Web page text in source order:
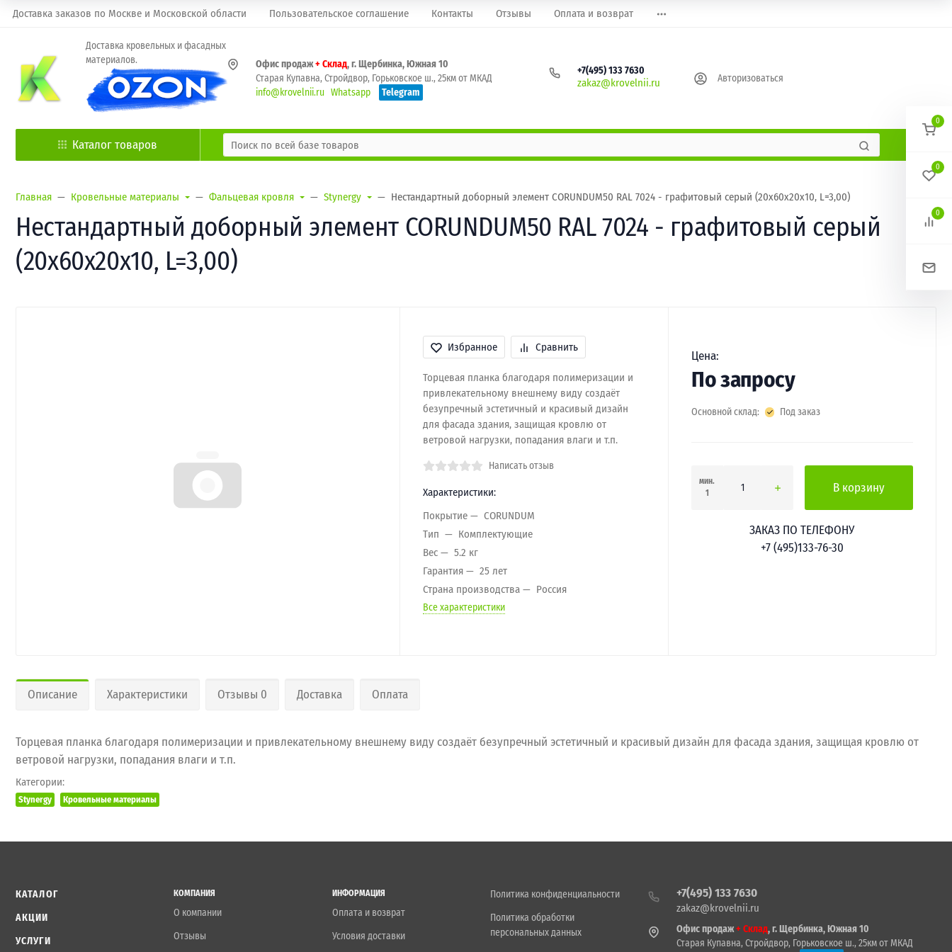
Доставка заказов по Москве и Московской области Пользовательское соглашение Контакты Отзывы Оплата и возврат
Доставка кровельных и фасадных
материалов.
Офис продаж+ Склад, г. Щербинка, Южная 10
Старая Купавна, Стройдвор, Горьковское ш., 25км от МКАД
info@krovelnii.ru Whatsapp Telegram
+7(495) 133 7630
zakaz@krovelnii.ru Авторизоваться
Каталог товаров
Главная Кровельные материалы Фальцевая кровля Stynergy Нестандартный доборный элемент CORUNDUM50 RAL 7024 - графитовый серый (20х60х20х10, L=3,00)
Нестандартный доборный элемент CORUNDUM50 RAL 7024 - графитовый серый
(20х60х20х10, L=3,00)
Избранное Сравнить
Торцевая планка благодаря полимеризации и
привлекательному внешнему виду создаёт
безупречный эстетичный и красивый дизайн
для фасада здания, защищая кровлю от
ветровой нагрузки, попадания влаги и т.п.
Написать отзыв
Характеристики:
Покрытие
CORUNDUM
Тип
Комплектующие
Вес
5.2 кг
Гарантия
25 лет
Страна производства
Россия
Все характеристики
Цена:
По запросу
Основной склад: Под заказ
мин.
1
В корзину
ЗАКАЗ ПО ТЕЛЕФОНУ
+7 (495)133-76-30
Описание Характеристики Отзывы 0 Доставка Оплата
Торцевая планка благодаря полимеризации и привлекательному внешнему виду создаёт безупречный эстетичный и красивый дизайн для фасада здания, защищая кровлю от
ветровой нагрузки, попадания влаги и т.п.
Категории:
Stynergy Кровельные материалы
КАТАЛОГ
АКЦИИ
УСЛУГИ
КОМПАНИЯ
О компании
Отзывы
ИНФОРМАЦИЯ
Оплата и возврат
Условия доставки
Политика конфиденциальности
Политика обработки
персональных данных
+7(495) 133 7630
zakaz@krovelnii.ru
Офис продаж+ Склад, г. Щербинка, Южная 10
Старая Купавна, Стройдвор, Горьковское ш., 25км от МКАД
0
0
0